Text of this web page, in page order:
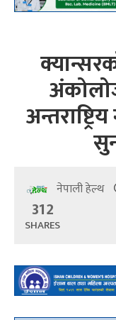
नेपाली हेल्थ
312
SHARES